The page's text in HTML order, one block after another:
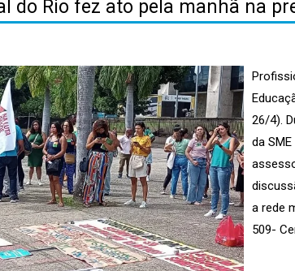
do Rio fez ato pela manhã na
26/4).
da
a rede
509-